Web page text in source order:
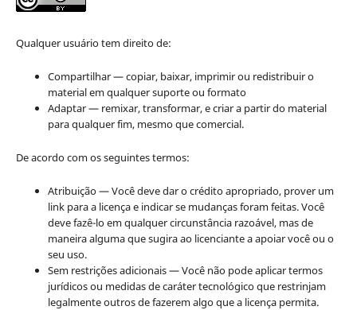
Qualquer usuário tem direito de:
Compartilhar — copiar, baixar, imprimir ou redistribuir o
material em qualquer suporte ou formato
Adaptar — remixar, transformar, e criar a partir do material
para qualquer fim, mesmo que comercial.
De acordo com os seguintes termos:
Atribuição — Você deve dar o crédito apropriado, prover um
link para a licença e indicar se mudanças foram feitas. Você
deve fazê-lo em qualquer circunstância razoável, mas de
maneira alguma que sugira ao licenciante a apoiar você ou o
seu uso.
Sem restrições adicionais — Você não pode aplicar termos
jurídicos ou medidas de caráter tecnológico que restrinjam
legalmente outros de fazerem algo que a licença permita.